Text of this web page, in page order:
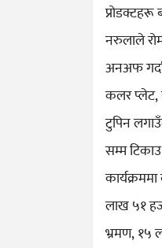
प्रोडक्टहरू
नरुलाले
अनअफ
कलर प्लेट,
टुपिन
सम्म
लाख ५१
भ्रमण, १५